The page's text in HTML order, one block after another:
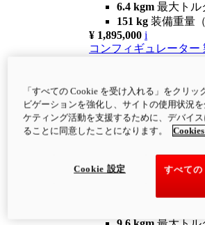
6.4 kgm 最大トル
151 kg 装備重量
¥ 1,895,000 i
コンフィギュレーター
Hypermotard V2
120.4 hp最高出力
9.6 kgm最大トル
180 kg装備重量
コンフィギュレーター
newV2 SP
Hypermotard V2 SP
「すべての Cookie を受け入れる」をクリッ
ビゲーションを強化し、サイトの使用状況
ケティング活動を支援するために、デバイ
ることに同意したことになります。
すべて
Cookie 設定